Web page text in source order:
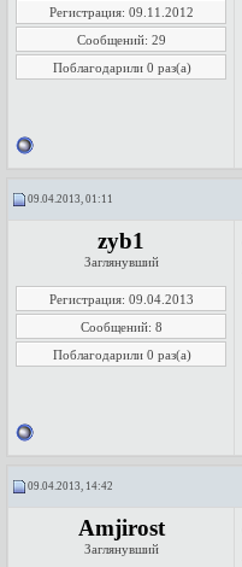
Регистрация: 09.11.2012
Сообщений: 29
Поблагодарили 0 раз(а)
09.04.2013, 01:11
zyb1
Заглянувший
Регистрация: 09.04.2013
Сообщений: 8
Поблагодарили 0 раз(а)
09.04.2013, 14:42
Amjirost
Заглянувший